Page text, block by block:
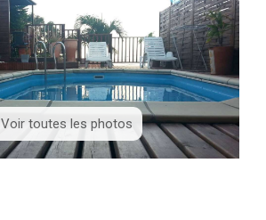
Voir toutes les photos